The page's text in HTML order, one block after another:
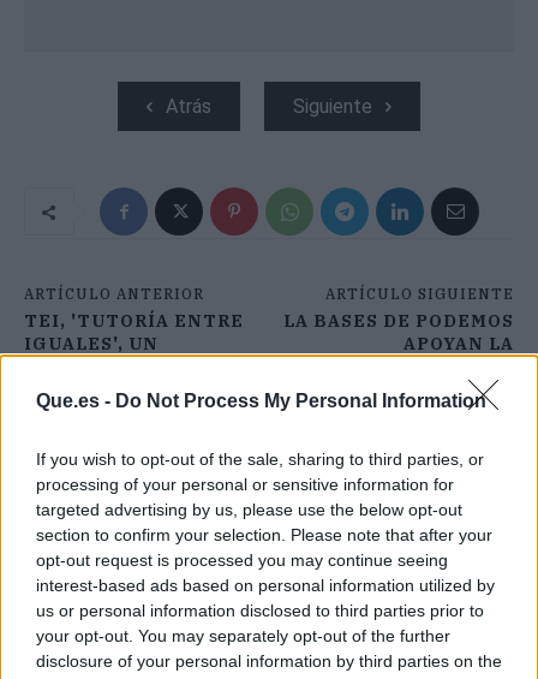
Que.es - Do Not Process My Personal Information
If you wish to opt-out of the sale, sharing to third parties, or
processing of your personal or sensitive information for
targeted advertising by us, please use the below opt-out
section to confirm your selection. Please note that after your
opt-out request is processed you may continue seeing
interest-based ads based on personal information utilized by
us or personal information disclosed to third parties prior to
your opt-out. You may separately opt-out of the further
disclosure of your personal information by third parties on the
Atrás Siguiente
ARTÍCULO ANTERIOR
TEI, 'TUTORÍA ENTRE
IGUALES', UN
GONZÁLEZ-BELLIDO
ARTÍCULO SIGUIENTE
LA BASES DE PODEMOS
APOYAN LA
MARGEN DE SUMAR